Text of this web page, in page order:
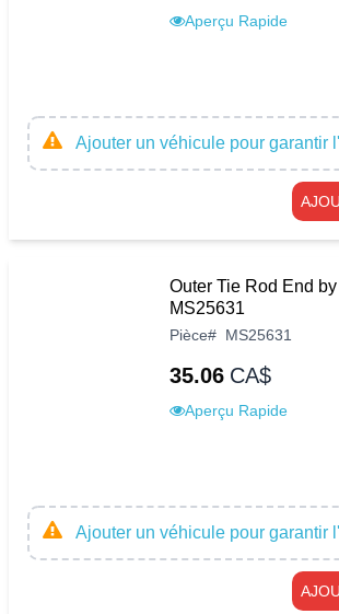
Aperçu Rapide
Ajouter un véhicule pour garantir
Outer Tie Rod End
MS25631
Pièce# MS25631
35.06 CA$
Aperçu Rapide
Ajouter un véhicule pour garantir